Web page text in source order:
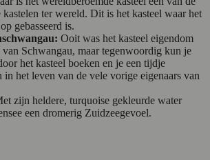
kastelen ter wereld. Dit is het kasteel waar het
gebasseerd is.
Ooit was het kasteel eigendom
Schwangau, maar tegenwoordig kun je
het kasteel boeken en je een tijdje
in het leven van de vele vorige eigenaars van
zijn heldere, turquoise gekleurde water
een dromerig Zuidzeegevoel.